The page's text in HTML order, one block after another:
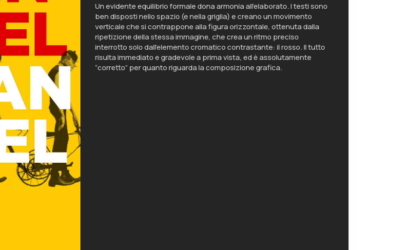
Un evidente equilibrio formale dona armonia all’elaborato. I testi sono
ben disposti nello spazio (e nella griglia) e creano un movimento
verticale che si contrappone alla figura orizzontale, ottenuta dalla
ripetizione della stessa immagine, che crea un ritmo preciso
interrotto solo dall’elemento cromatico contrastante: il rosso. Il tutto
risulta immediato e gradevole a prima vista, ed è assolutamente
“corretto” per quanto riguarda la composizione grafica.